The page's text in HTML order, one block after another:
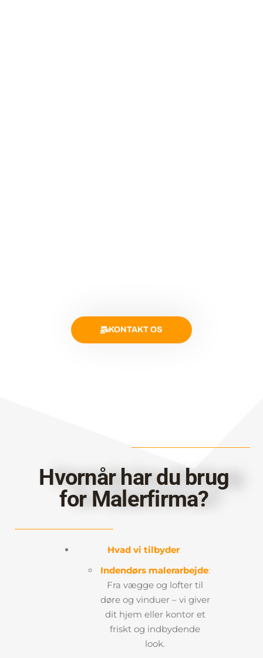
KONTAKT OS
Hvornår har du brug
for Malerfirma?
Hvad vi tilbyder
Indendørs malerarbejde:
Fra vægge og lofter til
døre og vinduer – vi giver
dit hjem eller kontor et
friskt og indbydende
look.